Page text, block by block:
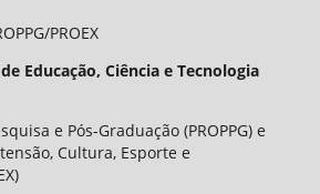
PROEX
Educação, Ciência e Tecnologia
e Pós-Graduação (PROPPG) e
Cultura, Esporte e